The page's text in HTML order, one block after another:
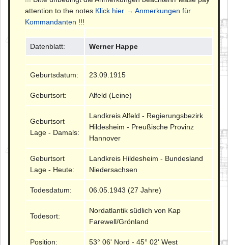
attention to the notes Klick hier → Anmerkungen für
Kommandanten !!!
Datenblatt: Werner Happe
Geburtsdatum: 23.09.1915
Geburtsort: Alfeld (Leine)
Geburtsort
Lage - Damals:
Landkreis Alfeld - Regierungsbezirk
Hildesheim - Preußische Provinz
Hannover
Geburtsort
Lage - Heute:
Landkreis Hildesheim - Bundesland
Niedersachsen
Todesdatum: 06.05.1943 (27 Jahre)
Todesort:
Nordatlantik südlich von Kap
Farewell/Grönland
Position: 53° 06' Nord - 45° 02' West